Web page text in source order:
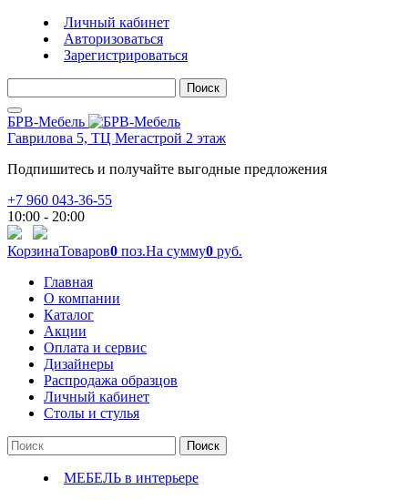
Личный кабинет
Авторизоваться
Зарегистрироваться
Поиск
БРВ-Мебель
Гаврилова 5, ТЦ Мегастрой 2 этаж
Подпишитесь и получайте выгодные предложения
+7 960 043-36-55
10:00 - 20:00
КорзинаТоваров0 поз.На сумму0 руб.
Главная
О компании
Каталог
Акции
Оплата и сервис
Дизайнеры
Распродажа образцов
Личный кабинет
Столы и стулья
Поиск
МЕБЕЛЬ в интерьере